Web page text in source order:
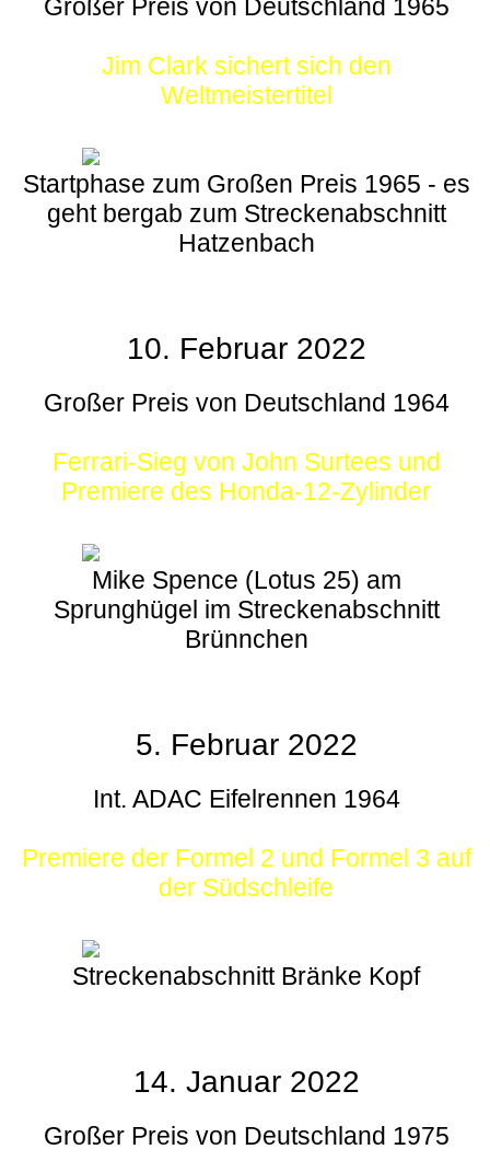
Großer Preis von Deutschland 1965
Jim Clark sichert sich den
Weltmeistertitel
Startphase zum Großen Preis 1965 - es
geht bergab zum Streckenabschnitt
Hatzenbach
10. Februar 2022
Großer Preis von Deutschland 1964
Ferrari-Sieg von John Surtees und
Premiere des Honda-12-Zylinder
Mike Spence (Lotus 25) am
Sprunghügel im Streckenabschnitt
Brünnchen
5. Februar 2022
Int. ADAC Eifelrennen 1964
Premiere der Formel 2 und Formel 3 auf
der Südschleife
Streckenabschnitt Bränke Kopf
14. Januar 2022
Großer Preis von Deutschland 1975